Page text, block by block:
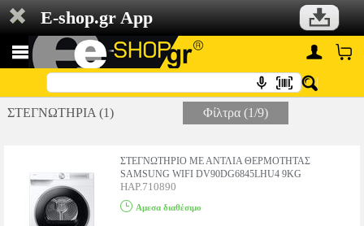
E-shop.gr App
ΣΤΕΓΝΩΤΗΡΙΑ (1) Φίλτρα (1/9)
ΣΤΕΓΝΩΤΗΡΙΟ ΜΕ ΑΝΤΛΙΑ ΘΕΡΜΟΤΗΤΑΣ
SAMSUNG WIFI DV90DG6845LHU4 9KG
HAP.710890
Αμεσα διαθέσιμο